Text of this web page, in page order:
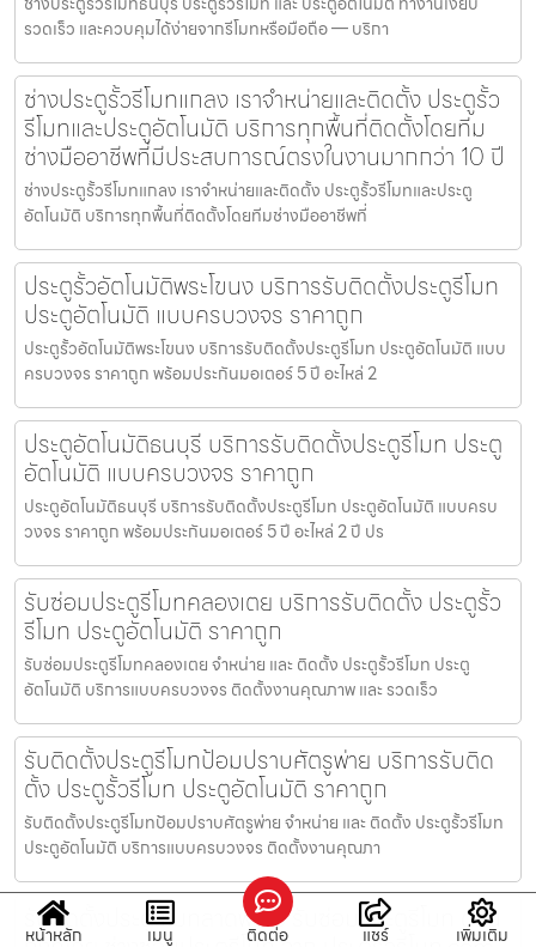
รวดเร็ว และควบคุมได้ง่ายจากรีโมทหรือมือถือ — บริกา
ช่างประตูรั้วรีโมทแกลง เราจำหน่ายและติดตั้ง ประตูรั้ว
รีโมทและประตูอัตโนมัติ บริการทุกพื้นที่ติดตั้งโดยทีม
ช่างมืออาชีพที่มีประสบการณ์ตรงในงานมากกว่า 10 ปี
ช่างประตูรั้วรีโมทแกลง เราจำหน่ายและติดตั้ง ประตูรั้วรีโมทและประตู
อัตโนมัติ บริการทุกพื้นที่ติดตั้งโดยทีมช่างมืออาชีพที่
ประตูรั้วอัตโนมัติพระโขนง บริการรับติดตั้งประตูรีโมท
ประตูอัตโนมัติ แบบครบวงจร ราคาถูก
ประตูรั้วอัตโนมัติพระโขนง บริการรับติดตั้งประตูรีโมท ประตูอัตโนมัติ แบบ
ครบวงจร ราคาถูก พร้อมประกันมอเตอร์ 5 ปี อะไหล่ 2
ประตูอัตโนมัติธนบุรี บริการรับติดตั้งประตูรีโมท ประตู
อัตโนมัติ แบบครบวงจร ราคาถูก
ประตูอัตโนมัติธนบุรี บริการรับติดตั้งประตูรีโมท ประตูอัตโนมัติ แบบครบ
วงจร ราคาถูก พร้อมประกันมอเตอร์ 5 ปี อะไหล่ 2 ปี ปร
รับซ่อมประตูรีโมทคลองเตย บริการรับติดตั้ง ประตูรั้ว
รีโมท ประตูอัตโนมัติ ราคาถูก
รับซ่อมประตูรีโมทคลองเตย จำหน่าย และ ติดตั้ง ประตูรั้วรีโมท ประตู
อัตโนมัติ บริการแบบครบวงจร ติดตั้งงานคุณภาพ และ รวดเร็ว
รับติดตั้งประตูรีโมทป้อมปราบศัตรูพ่าย บริการรับติด
ตั้ง ประตูรั้วรีโมท ประตูอัตโนมัติ ราคาถูก
รับติดตั้งประตูรีโมทป้อมปราบศัตรูพ่าย จำหน่าย และ ติดตั้ง ประตูรั้วรีโมท
ประตูอัตโนมัติ บริการแบบครบวงจร ติดตั้งงานคุณภา
รับติดตั้งประตูรีโมทลาดพร้าว รับซ่อมประตูรีโมท ด่วน
หน้าหลัก เมนู ติดต่อ แชร์ เพิ่มเติม